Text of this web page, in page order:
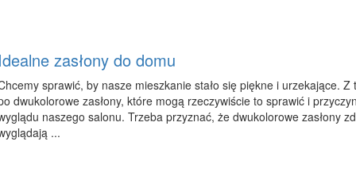
zasłony do domu
sprawić, by nasze mieszkanie stało się piękne i urzekające.
dwukolorowe zasłony, które mogą rzeczywiście to sprawić i
naszego salonu. Trzeba przyznać, że dwukolorowe zasłony
...